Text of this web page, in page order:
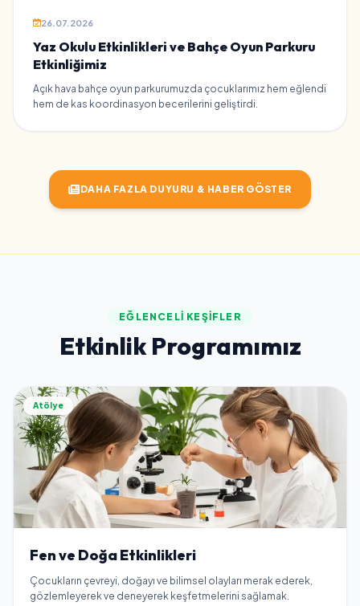
26.07.2026
Yaz Okulu Etkinlikleri ve Bahçe Oyun Parkuru
Etkinliğimiz
Açık hava bahçe oyun parkurumuzda çocuklarımız hem eğlendi
hem de kas koordinasyon becerilerini geliştirdi.
DAHA FAZLA DUYURU & HABER GÖSTER
EĞLENCELI KEŞIFLER
Etkinlik Programımız
Atölye
Fen ve Doğa Etkinlikleri
Çocukların çevreyi, doğayı ve bilimsel olayları merak ederek,
gözlemleyerek ve deneyerek keşfetmelerini sağlamak.